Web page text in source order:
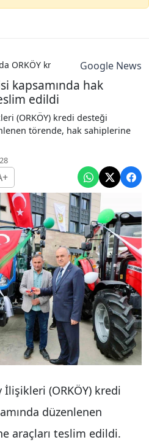
ORKÖY kredisi kapsamında
Google News
kapsamında hak
edildi
(ORKÖY) kredi desteği
törende, hak sahiplerine
İlişikleri (ORKÖY) kredi
düzenlenen
araçları teslim edildi.